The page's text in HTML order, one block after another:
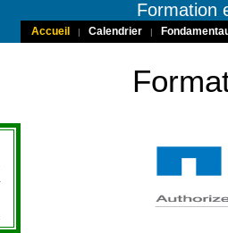
Formation
Accueil | Calendrier |